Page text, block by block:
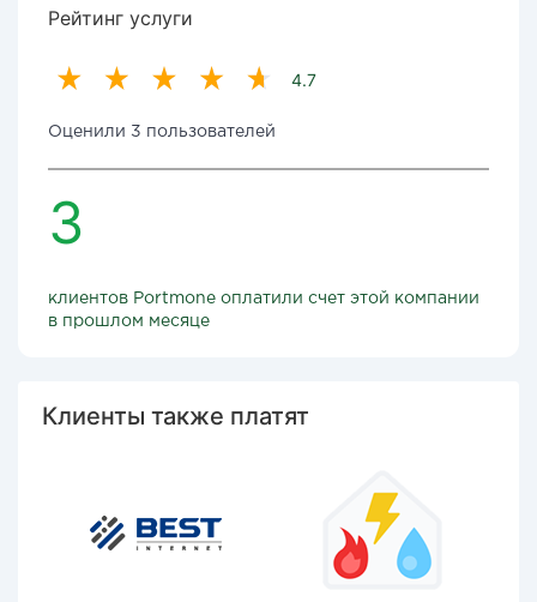
Рейтинг услуги
4.7
Оценили 3 пользователей
3
клиентов Portmone оплатили счет этой компании
в прошлом месяце
Клиенты также платят